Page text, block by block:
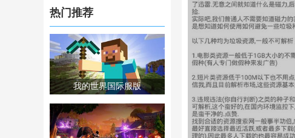
热门推荐
我的世界国际服版